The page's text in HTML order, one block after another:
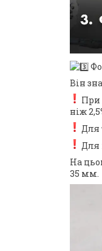
Він
При
ніж
Для
Для
На
35 мм.